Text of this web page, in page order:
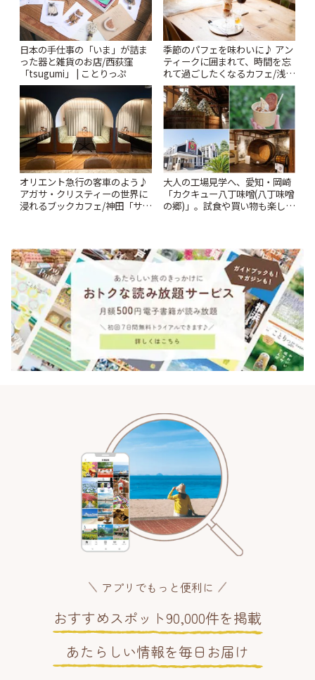
日本の手仕事の「いま」が詰ま
った器と雑貨のお店/西荻窪
「tsugumi」 | ことりっぷ
季節のパフェを味わいに♪ アン
ティークに囲まれて、時間を忘
れて過ごしたくなるカフェ/浅草
「annorum cafe」 | ことりっぷ
オリエント急行の客車のよう♪
アガサ・クリスティーの世界に
浸れるブックカフェ/神田「サロ
大人の工場見学へ、愛知・岡崎
「カクキュー八丁味噌(八丁味噌
の郷)」。試食や買い物も楽しみ
アプリでもっと便利に
おすすめスポット90,000件を掲載
あたらしい情報を毎日お届け